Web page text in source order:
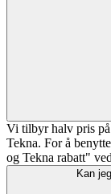
Vi tilbyr halv pris
Tekna. For å
og Tekna rabatt"
Kan